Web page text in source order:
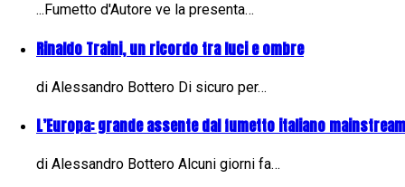
...Fumetto d'Autore ve la presenta…
Rinaldo Traini, un ricordo tra luci e ombre
di Alessandro Bottero Di sicuro per…
L’Europa: grande assente dal fumetto italiano mainstream
di Alessandro Bottero Alcuni giorni fa…